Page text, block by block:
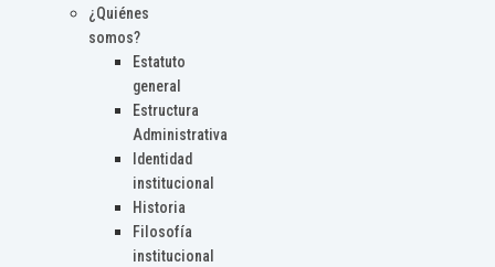
¿Quiénes
somos?
Estatuto
general
Estructura
Administrativa
Identidad
institucional
Historia
Filosofía
institucional